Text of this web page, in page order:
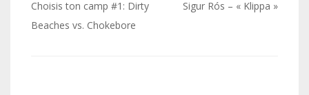
Navigation
de
Choisis ton camp #1: Dirty
Beaches vs. Chokebore
Sigur Rós – « Klippa »